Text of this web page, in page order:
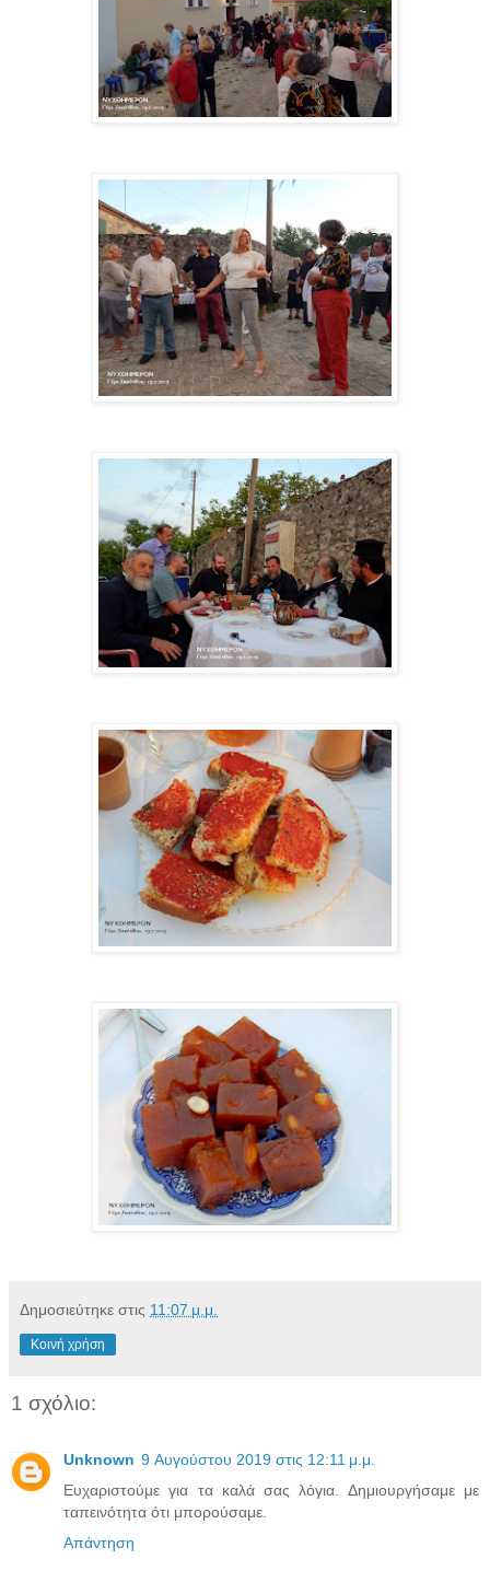
Δημοσιεύτηκε στις 11:07 μ.μ.
Κοινή χρήση
1 σχόλιο:
Unknown 9 Αυγούστου 2019 στις 12:11 μ.μ.
Ευχαριστούμε για τα καλά σας λόγια. Δημιουργήσαμε με
ταπεινότητα ότι μπορούσαμε.
Απάντηση